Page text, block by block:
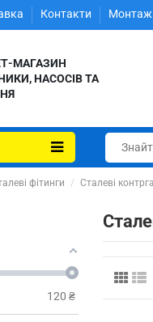
Контакти Монтаж
МАГАЗИН
НАСОСІВ ТА
фітинги Сталеві
120 ₴